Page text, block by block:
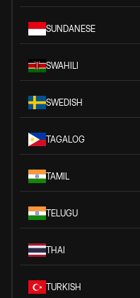
SUNDANESE
SWAHILI
SWEDISH
TAGALOG
TAMIL
TELUGU
THAI
TURKISH